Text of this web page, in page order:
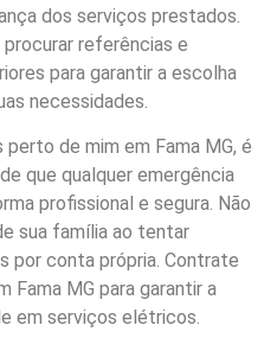
dos serviços prestados.
referências e
para garantir a escolha
necessidades.
de mim em Fama MG, é
que qualquer emergência
profissional e segura. Não
sua família ao tentar
por conta própria. Contrate
MG para garantir a
em serviços elétricos.